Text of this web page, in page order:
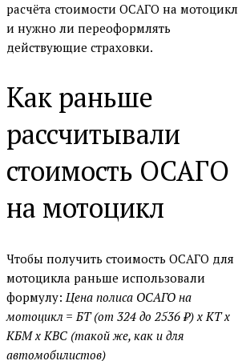
расчёта стоимости ОСАГО на мотоцикл
и нужно ли переоформлять
действующие страховки.
Как раньше
рассчитывали
стоимость ОСАГО
на мотоцикл
Чтобы получить стоимость ОСАГО для
мотоцикла раньше использовали
формулу:Цена полиса ОСАГО на
мотоцикл = БТ (от 324 до 2536 ₽) х КТ х
КБМ х КВС (такой же, как и для
автомобилистов)